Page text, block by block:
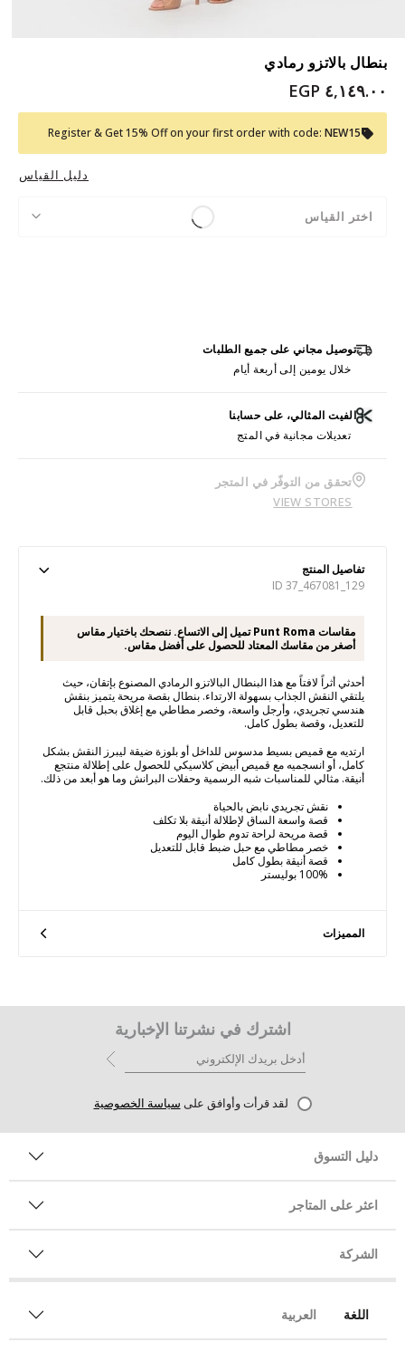
بنطال بالاتزو رمادي
٤,١٤٩.٠٠ EGP
Register & Get 15% Off on your first order with code: NEW15
دليل القياس
اختر القياس
توصيل مجاني على جميع الطلبات
خلال يومين إلى أربعة أيام
الفيت المثالي، على حسابنا
تعديلات مجانية في المتج
تحقق من التوفّر في المتجر
VIEW STORES
تفاصيل المنتج
ID 37_467081_129
مقاسات Punt Roma تميل إلى الاتساع. ننصحك باختيار مقاس
أصغر من مقاسك المعتاد للحصول على أفضل مقاس.
أحدثي أثراً لافتاً مع هذا البنطال البالاتزو الرمادي المصنوع بإتقان، حيث
يلتقي النقش الجذاب بسهولة الارتداء. بنطال بقصة مريحة يتميز بنقش
هندسي تجريدي، وأرجل واسعة، وخصر مطاطي مع إغلاق بحبل قابل
للتعديل، وقصة بطول كامل.
ارتديه مع قميص بسيط مدسوس للداخل أو بلوزة ضيقة ليبرز النقش بشكل
كامل، أو انسجميه مع قميص أبيض كلاسيكي للحصول على إطلالة منتجع
أنيقة. مثالي للمناسبات شبه الرسمية وحفلات البرانش وما هو أبعد من ذلك.
نقش تجريدي نابض بالحياة
قصة واسعة الساق لإطلالة أنيقة بلا تكلف
قصة مريحة لراحة تدوم طوال اليوم
خصر مطاطي مع حبل ضبط قابل للتعديل
قصة أنيقة بطول كامل
100% بوليستر
المميزات
اشترك في نشرتنا الإخبارية
لقد قرأت وأوافق على سياسة الخصوصية
دليل التسوق
اعثر على المتاجر
الشركة
اللغة العربية